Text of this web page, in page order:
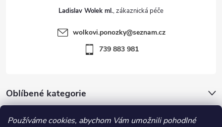
Používáme cookies, abychom Vám umožnili pohodlné
Oblíbené kategorie
Důležité informace
Ladislav Wolek ml.
wolkovi.ponozky@seznam.cz
739 883 981